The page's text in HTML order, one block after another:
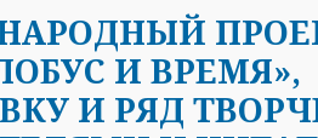
И ВРЕМЯ»,
И РЯД